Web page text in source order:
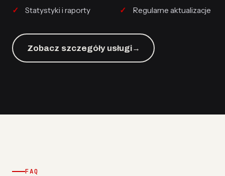
Statystyki i raporty
Regularne aktualizacje
Zobacz szczegóły usługi→
FAQ